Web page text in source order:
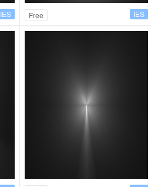
IES Free IES